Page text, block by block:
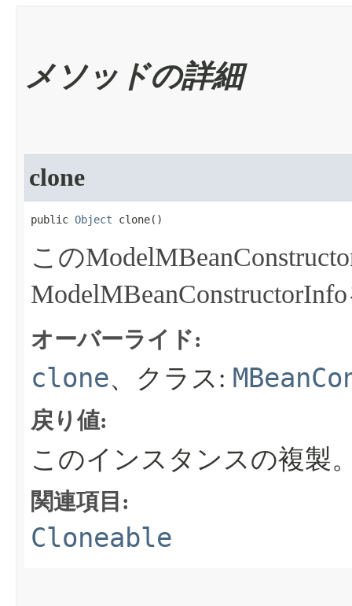
メソッドの詳細
clone
public Object clone​()
この
オーバーライド:
clone、クラス:
戻り値:
このインスタンスの複製
関連項目:
Cloneable